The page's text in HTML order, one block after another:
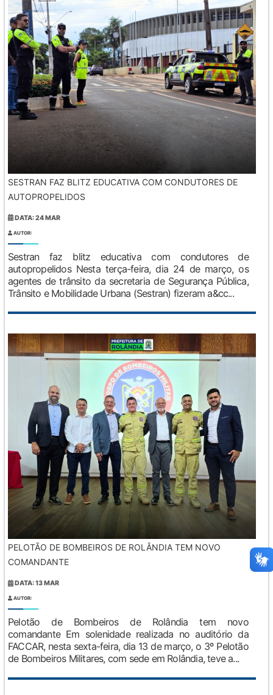
SESTRAN FAZ BLITZ EDUCATIVA COM CONDUTORES DE
AUTOPROPELIDOS
DATA: 24 MAR
AUTOR:
Sestran faz blitz educativa com condutores de
autopropelidos Nesta terça-feira, dia 24 de março, os
agentes de trânsito da secretaria de Segurança Pública,
Trânsito e Mobilidade Urbana (Sestran) fizeram a&cc...
PELOTÃO DE BOMBEIROS DE ROLÂNDIA TEM NOVO
COMANDANTE
DATA: 13 MAR
AUTOR:
Pelotão de Bombeiros de Rolândia tem novo
comandante Em solenidade realizada no auditório da
FACCAR, nesta sexta-feira, dia 13 de março, o 3º Pelotão
de Bombeiros Militares, com sede em Rolândia, teve a...